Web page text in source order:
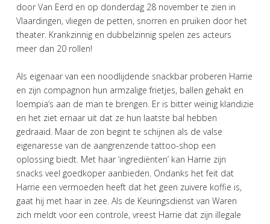
door Van Eerd en op donderdag 28 november te zien in
Vlaardingen, vliegen de petten, snorren en pruiken door het
theater. Krankzinnig en dubbelzinnig spelen zes acteurs
meer dan 20 rollen!
Als eigenaar van een noodlijdende snackbar proberen Harrie
en zijn compagnon hun armzalige frietjes, ballen gehakt en
loempia’s aan de man te brengen. Er is bitter weinig klandizie
en het ziet ernaar uit dat ze hun laatste bal hebben
gedraaid. Maar de zon begint te schijnen als de valse
eigenaresse van de aangrenzende tattoo-shop een
oplossing biedt. Met haar ‘ingrediënten’ kan Harrie zijn
snacks veel goedkoper aanbieden. Ondanks het feit dat
Harrie een vermoeden heeft dat het geen zuivere koffie is,
gaat hij met haar in zee. Als de Keuringsdienst van Waren
zich meldt voor een controle, vreest Harrie dat zijn illegale